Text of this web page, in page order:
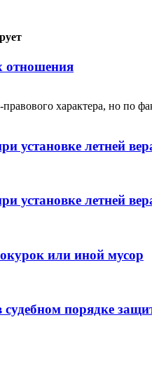
отношения
характера, но по
установке летней
установке летней
или иной мусор
порядке